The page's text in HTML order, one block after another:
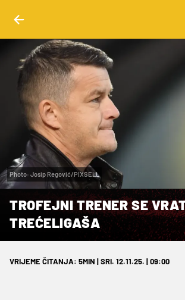
Photo: Josip Regović/PIXSELL
TROFEJNI TRENER SE
TREĆELIGAŠA
VRIJEME ČITANJA: 5MIN | SRI. 12.11.25. | 09:00